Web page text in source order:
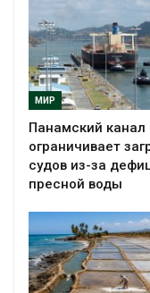
МИР
Панамский канал
ограничивает
судов из-за
пресной воды